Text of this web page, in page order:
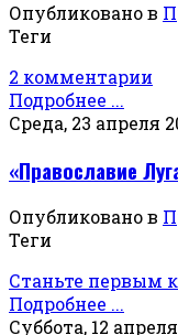
Опубликовано в
Теги
2 комментарии
Подробнее ...
Среда, 23 апреля
«Православие
Опубликовано в
Теги
Станьте первым
Подробнее ...
Суббота, 12